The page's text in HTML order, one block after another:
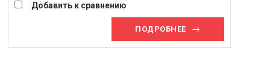
Добавить к сравнению
ПОДРОБНЕЕ